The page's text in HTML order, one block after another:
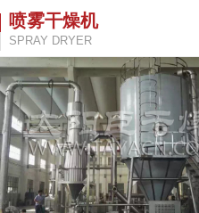
喷雾干燥机
SPRAY DRYER